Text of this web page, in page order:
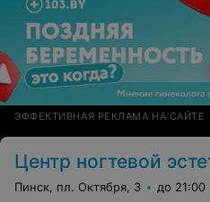
ЭФФЕКТИВНАЯ РЕКЛАМА НА САЙТЕ
Центр ногтевой
Пинск, пл. Октября, 3 до 21:00